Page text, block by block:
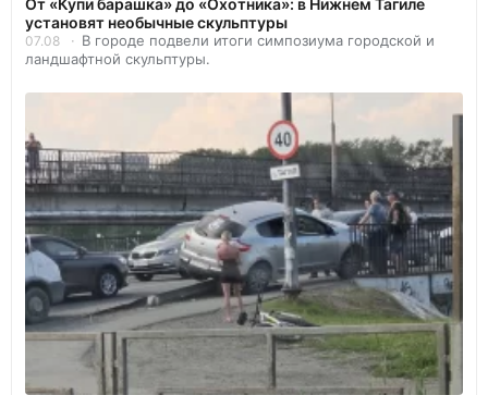
установят необычные скульптуры
07.08
В городе подвели итоги симпозиума городской и
ландшафтной скульптуры.